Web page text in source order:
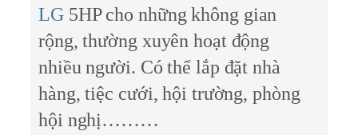
LG 5HP cho những không gian
rộng, thường xuyên hoạt động
nhiều người. Có thể lắp đặt nhà
hàng, tiệc cưới, hội trường, phòng
hội nghị………